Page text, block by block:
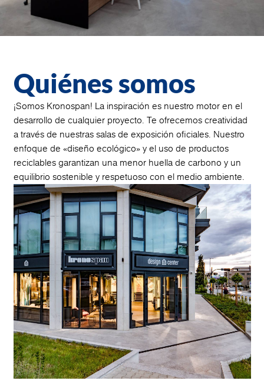
Quiénes somos
¡Somos Kronospan! La inspiración es nuestro motor en el
desarrollo de cualquier proyecto. Te ofrecemos creatividad
a través de nuestras salas de exposición oficiales. Nuestro
enfoque de «diseño ecológico» y el uso de productos
reciclables garantizan una menor huella de carbono y un
equilibrio sostenible y respetuoso con el medio ambiente.